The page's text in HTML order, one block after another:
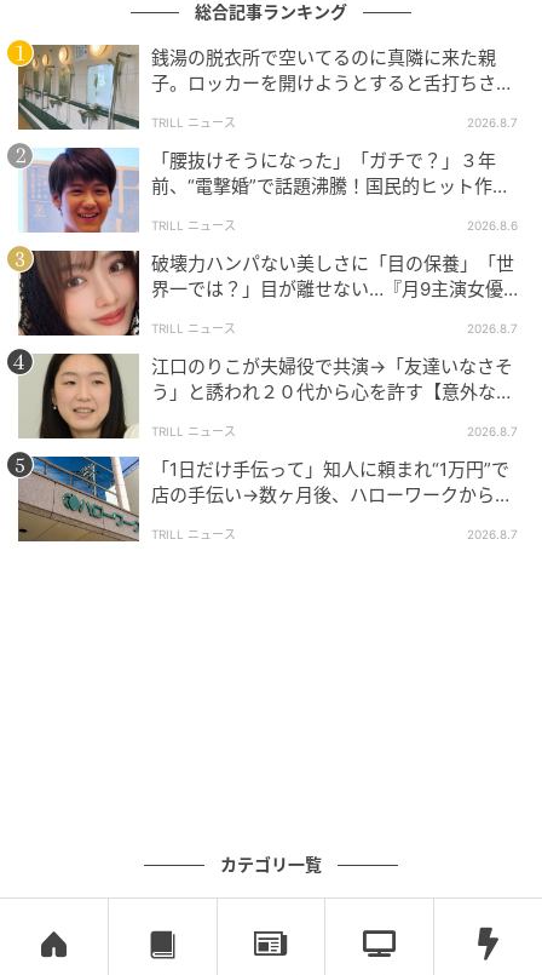
総合記事ランキング
銭湯の脱衣所で空いてるのに真隣に来た親
子。ロッカーを開けようとすると舌打ちさ
中で拍手」
TRILL ニュース 2026.8.7
「腰抜けそうになった」「ガチで？」３年
前、“電撃婚”で話題沸騰！国民的ヒット作
TRILL ニュース 2026.8.6
破壊力ハンパない美しさに「目の保養」「世
界一では？」目が離せない…『月9主演女優
TRILL ニュース 2026.8.7
江口のりこが夫婦役で共演→「友達いなさそ
う」と誘われ２０代から心を許す【意外な親
TRILL ニュース 2026.8.7
「1日だけ手伝って」知人に頼まれ“1万円”で
店の手伝い→数ヶ月後、ハローワークから届
TRILL ニュース 2026.8.7
カテゴリ一覧